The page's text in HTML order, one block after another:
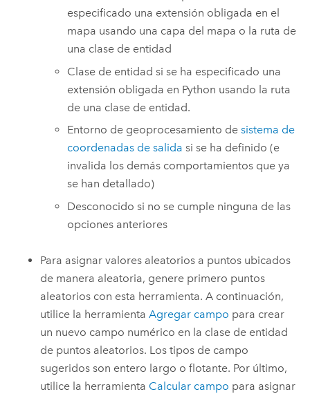
especificado una extensión obligada en el
mapa usando una capa del mapa o la ruta de
una clase de entidad
Clase de entidad si se ha especificado una
extensión obligada en Python usando la ruta
de una clase de entidad.
Entorno de geoprocesamiento desistema de
coordenadas de salida si se ha definido (e
invalida los demás comportamientos que ya
se han detallado)
Desconocido si no se cumple ninguna de las
opciones anteriores
Para asignar valores aleatorios a puntos ubicados
de manera aleatoria, genere primero puntos
aleatorios con esta herramienta. A continuación,
utilice la herramientaAgregar campo para crear
un nuevo campo numérico en la clase de entidad
de puntos aleatorios. Los tipos de campo
sugeridos son entero largo o flotante. Por último,
utilice la herramienta Calcular campo para asignar